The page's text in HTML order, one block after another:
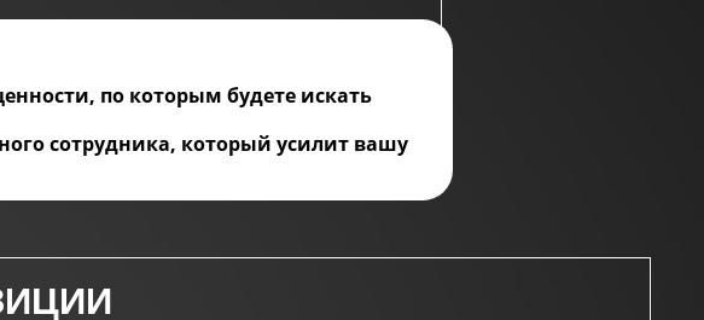
какой у вас есть потенциал, а
вы сможете достичь в своем
по которым будете искать
сотрудника, который усилит вашу